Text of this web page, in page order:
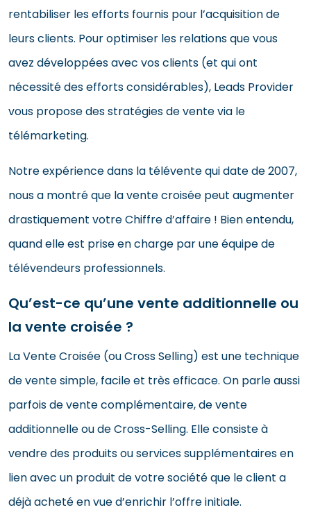
rentabiliser les efforts fournis pour l’acquisition de
leurs clients. Pour optimiser les relations que vous
avez développées avec vos clients (et qui ont
nécessité des efforts considérables), Leads Provider
vous propose des stratégies de vente via le
télémarketing.
Notre expérience dans la télévente qui date de 2007,
nous a montré que la vente croisée peut augmenter
drastiquement votre Chiffre d’affaire ! Bien entendu,
quand elle est prise en charge par une équipe de
télévendeurs professionnels.
Qu’est-ce qu’une vente additionnelle ou
la vente croisée ?
La Vente Croisée (ou Cross Selling) est une technique
de vente simple, facile et très efficace. On parle aussi
parfois de vente complémentaire, de vente
additionnelle ou de Cross-Selling. Elle consiste à
vendre des produits ou services supplémentaires en
lien avec un produit de votre société que le client a
déjà acheté en vue d’enrichir l’offre initiale.